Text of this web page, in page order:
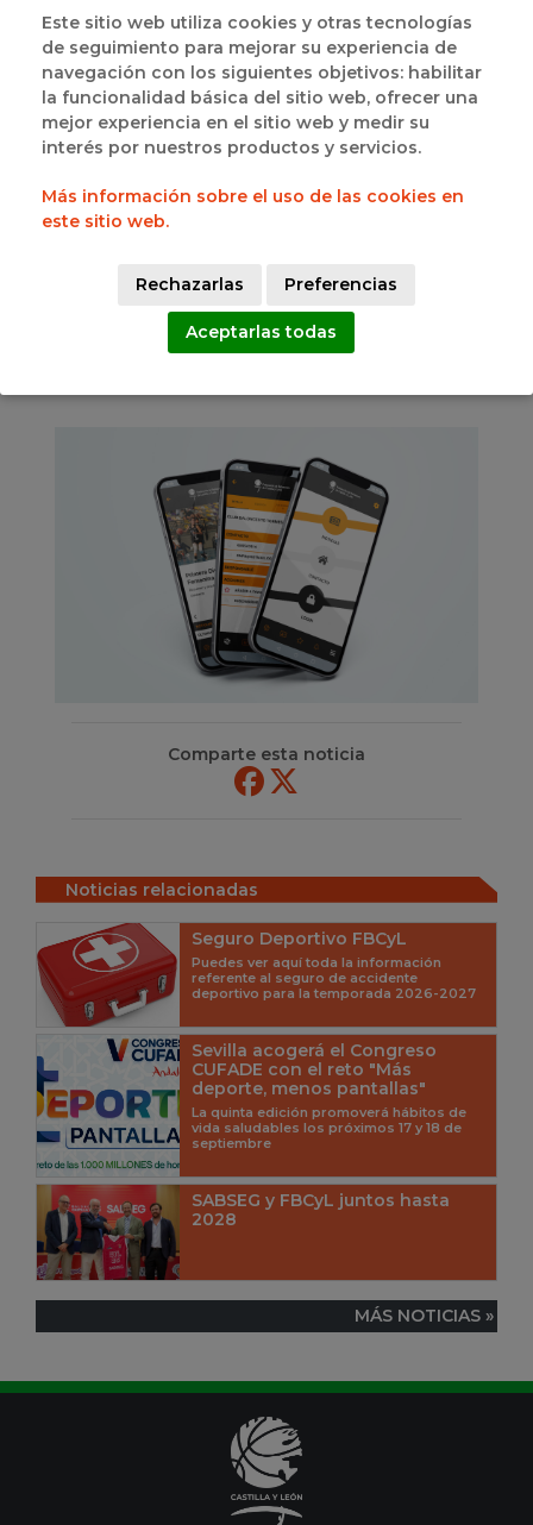
clasificaciones de cada grupo y jornada en
directo.
Acceso a las noticias del baloncesto
castellano y leonés, divididas por categorías y
clasificándolas personalmente como favoritas
en el dispositivo.
Está disponible de forma gratuita en Apple Store y
informado de todo lo relativo a nuestro baloncesto.
Comparte esta noticia
Noticias relacionadas
Seguro Deportivo FBCyL
Puedes ver aquí toda la información
referente al seguro de accidente
deportivo para la temporada 2026-2027
Sevilla acogerá el Congreso
CUFADE con el reto "Más
deporte, menos pantallas"
La quinta edición promoverá hábitos de
vida saludables los próximos 17 y 18 de
septiembre
SABSEG y FBCyL juntos hasta
2028
MÁS NOTICIAS »
Este sitio web utiliza cookies y otras tecnologías
de seguimiento para mejorar su experiencia de
navegación con los siguientes objetivos: habilitar
la funcionalidad básica del sitio web, ofrecer una
mejor experiencia en el sitio web y medir su
interés por nuestros productos y servicios.
Más información sobre el uso de las cookies en
este sitio web.
Rechazarlas Preferencias
Aceptarlas todas